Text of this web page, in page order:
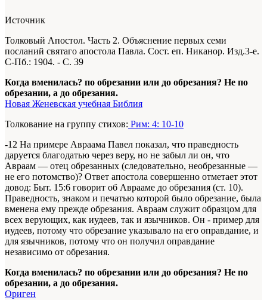
Источник
Толковый Апостол. Часть 2. Объяснение первых семи
посланий святаго апостола Павла. Сост. еп. Никанор. Изд.3-е.
С-Пб.: 1904. - С. 39
Когда вменилась? по обрезании или до обрезания? Не по
обрезании, а до обрезания.
Новая Женевская учебная Библия
Толкование на группу стихов: Рим: 4: 10-10
-12 На примере Авраама Павел показал, что праведность
даруется благодатью через веру, но не забыл ли он, что
Авраам — отец обрезанных (следовательно, необрезанные —
не его потомство)? Ответ апостола совершенно отметает этот
довод: Быт. 15:6 говорит об Аврааме до обрезания (ст. 10).
Праведность, знаком и печатью которой было обрезание, была
вменена ему прежде обрезания. Авраам служит образцом для
всех верующих, как иудеев, так и язычников. Он - пример для
иудеев, потому что обрезание указывало на его оправдание, и
для язычников, потому что он получил оправдание
независимо от обрезания.
Когда вменилась? по обрезании или до обрезания? Не по
обрезании, а до обрезания.
Ориген